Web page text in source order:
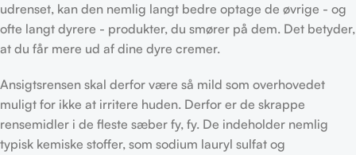
udrenset, kan den nemlig langt bedre optage de øvrige - og
ofte langt dyrere - produkter, du smører på dem. Det betyder,
at du får mere ud af dine dyre cremer.
Ansigtsrensen skal derfor være så mild som overhovedet
muligt for ikke at irritere huden. Derfor er de skrappe
rensemidler i de fleste sæber fy, fy. De indeholder nemlig
typisk kemiske stoffer, som sodium lauryl sulfat og